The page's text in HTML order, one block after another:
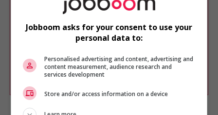
Désolé, cette recherche n'a produit aucun
résultat.
Veuillez faire une nouvelle recherche.
Vous pouvez en tout temps utiliser nos
chercher un poste selon votre profil
d'intérêt en emploi en vousinscrivant
comme membre Jobboom.
Jobboom asks for your consent to use your
personal data to:
Personalised advertising and content, advertising and
content measurement, audience research and
services development
Store and/or access information on a device